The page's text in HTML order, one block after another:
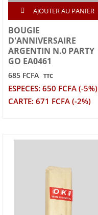
AJOUTER AU PANIER
BOUGIE
D'ANNIVERSAIRE
ARGENTIN N.0 PARTY
GO EA0461
685 FCFA TTC
ESPECES: 650 FCFA (-5%)
CARTE: 671 FCFA (-2%)